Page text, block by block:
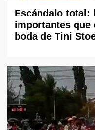
Escándalo total:
importantes que
boda de Tini